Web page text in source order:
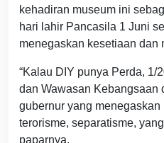
kehadiran museum ini
hari lahir Pancasila 1 Juni
menegaskan kesetiaan dan
“Kalau DIY punya Perda,
dan Wawasan Kebangsaan
gubernur yang
terorisme, separatisme,
paparnya.